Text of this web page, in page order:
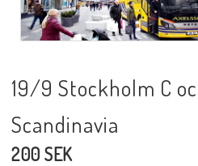
19/9 Stockholm C
Scandinavia
200 SEK